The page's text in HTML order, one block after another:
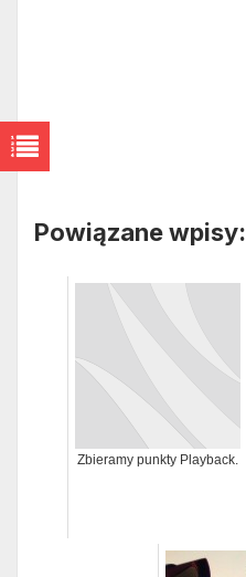
Powiązane wpisy:
Zbieramy punkty Playback.